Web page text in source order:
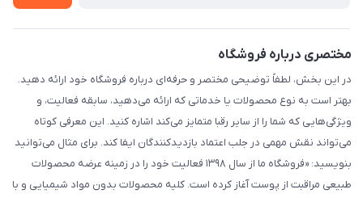
مختصری درباره فروشگاه
در این بخش، لطفاً توضیحی مختصر و حرفه‌ای درباره فروشگاه خود ارائه دهید.
بهتر است به نوع محصولات یا خدماتی که ارائه می‌دهید، سابقه فعالیت، و
ویژگی‌هایی که شما را از سایر رقبا متمایز می‌کند اشاره کنید. این معرفی کوتاه
می‌تواند نقش مهمی در جلب اعتماد بازدیدکنندگان ایفا کند. برای مثال می‌توانید
بنویسید: «فروشگاه ما از سال ۱۳۹۸ فعالیت خود را در زمینه عرضه محصولات
طبیعی مراقبت از پوست آغاز کرده است. کلیه محصولات بدون مواد شیمیایی و با